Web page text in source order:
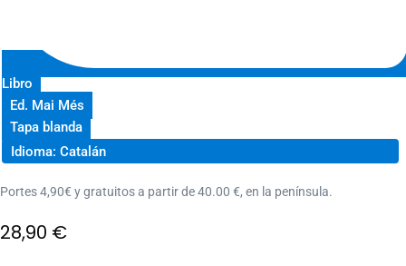
Libro
Ed. Mai Més
Tapa blanda
Idioma: Catalán
Portes 4,90€ y gratuitos a partir de 40.00 €, en la península.
28,90 €